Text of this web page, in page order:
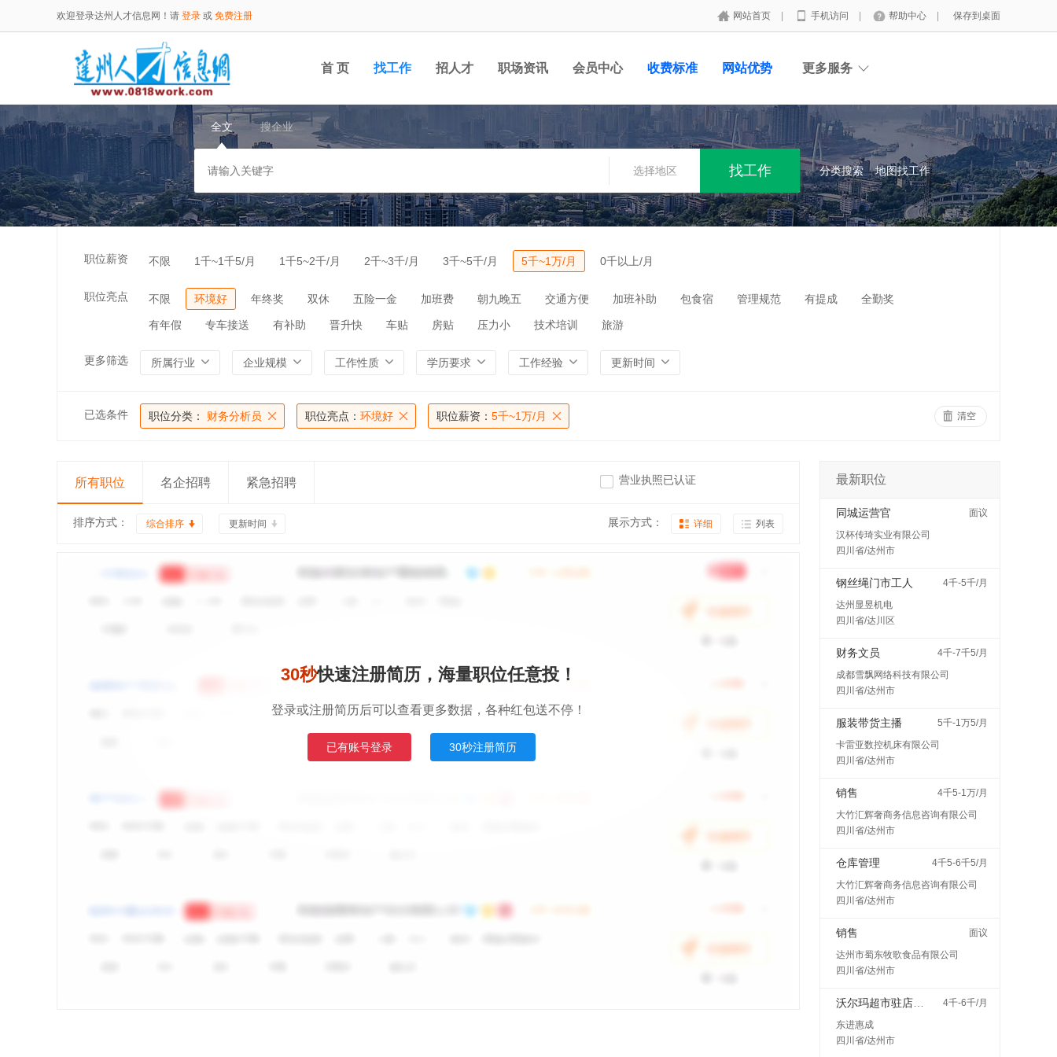
欢迎登录达州人才信息网！请 登录 或 免费注册 网站首页 手机访问 帮助中心 保存到桌面
首 页 找工作 招人才 职场资讯 会员中心 收费标准 网站优势 更多服务
全文 搜企业
选择地区 分类搜索 地图找工作
职位薪资 不限 1千~1千5/月 1千5~2千/月 2千~3千/月 3千~5千/月 5千~1万/月 0千以上/月
职位亮点 不限 环境好 年终奖 双休 五险一金 加班费 朝九晚五 交通方便 加班补助 包食宿 管理规范 有提成 全勤奖
有年假 专车接送 有补助 晋升快 车贴 房贴 压力小 技术培训 旅游
更多筛选 所属行业 企业规模 工作性质 学历要求 工作经验 更新时间
已选条件 职位分类： 财务分析员 职位亮点： 环境好 职位薪资： 5千~1万/月 清空
所有职位 名企招聘 紧急招聘 营业执照已认证
排序方式： 综合排序 更新时间 展示方式： 详细 列表
30秒快速注册简历，海量职位任意投！
登录或注册简历后可以查看更多数据，各种红包送不停！
已有账号登录 30秒注册简历
最新职位
同城运营官
面议
汉杯传琦实业有限公司
四川省/达州市
钢丝绳门市工人
4千-5千/月
达州显昱机电
四川省/达川区
财务文员
4千-7千5/月
成都雪飘网络科技有限公司
四川省/达州市
服装带货主播
5千-1万5/月
卡雷亚数控机床有限公司
四川省/达州市
销售
4千5-1万/月
大竹汇辉奢商务信息咨询有限公司
四川省/达州市
仓库管理
4千5-6千5/月
大竹汇辉奢商务信息咨询有限公司
四川省/达州市
销售
面议
达州市蜀东牧歌食品有限公司
四川省/达州市
4千-6千/月
东进惠成
四川省/达州市